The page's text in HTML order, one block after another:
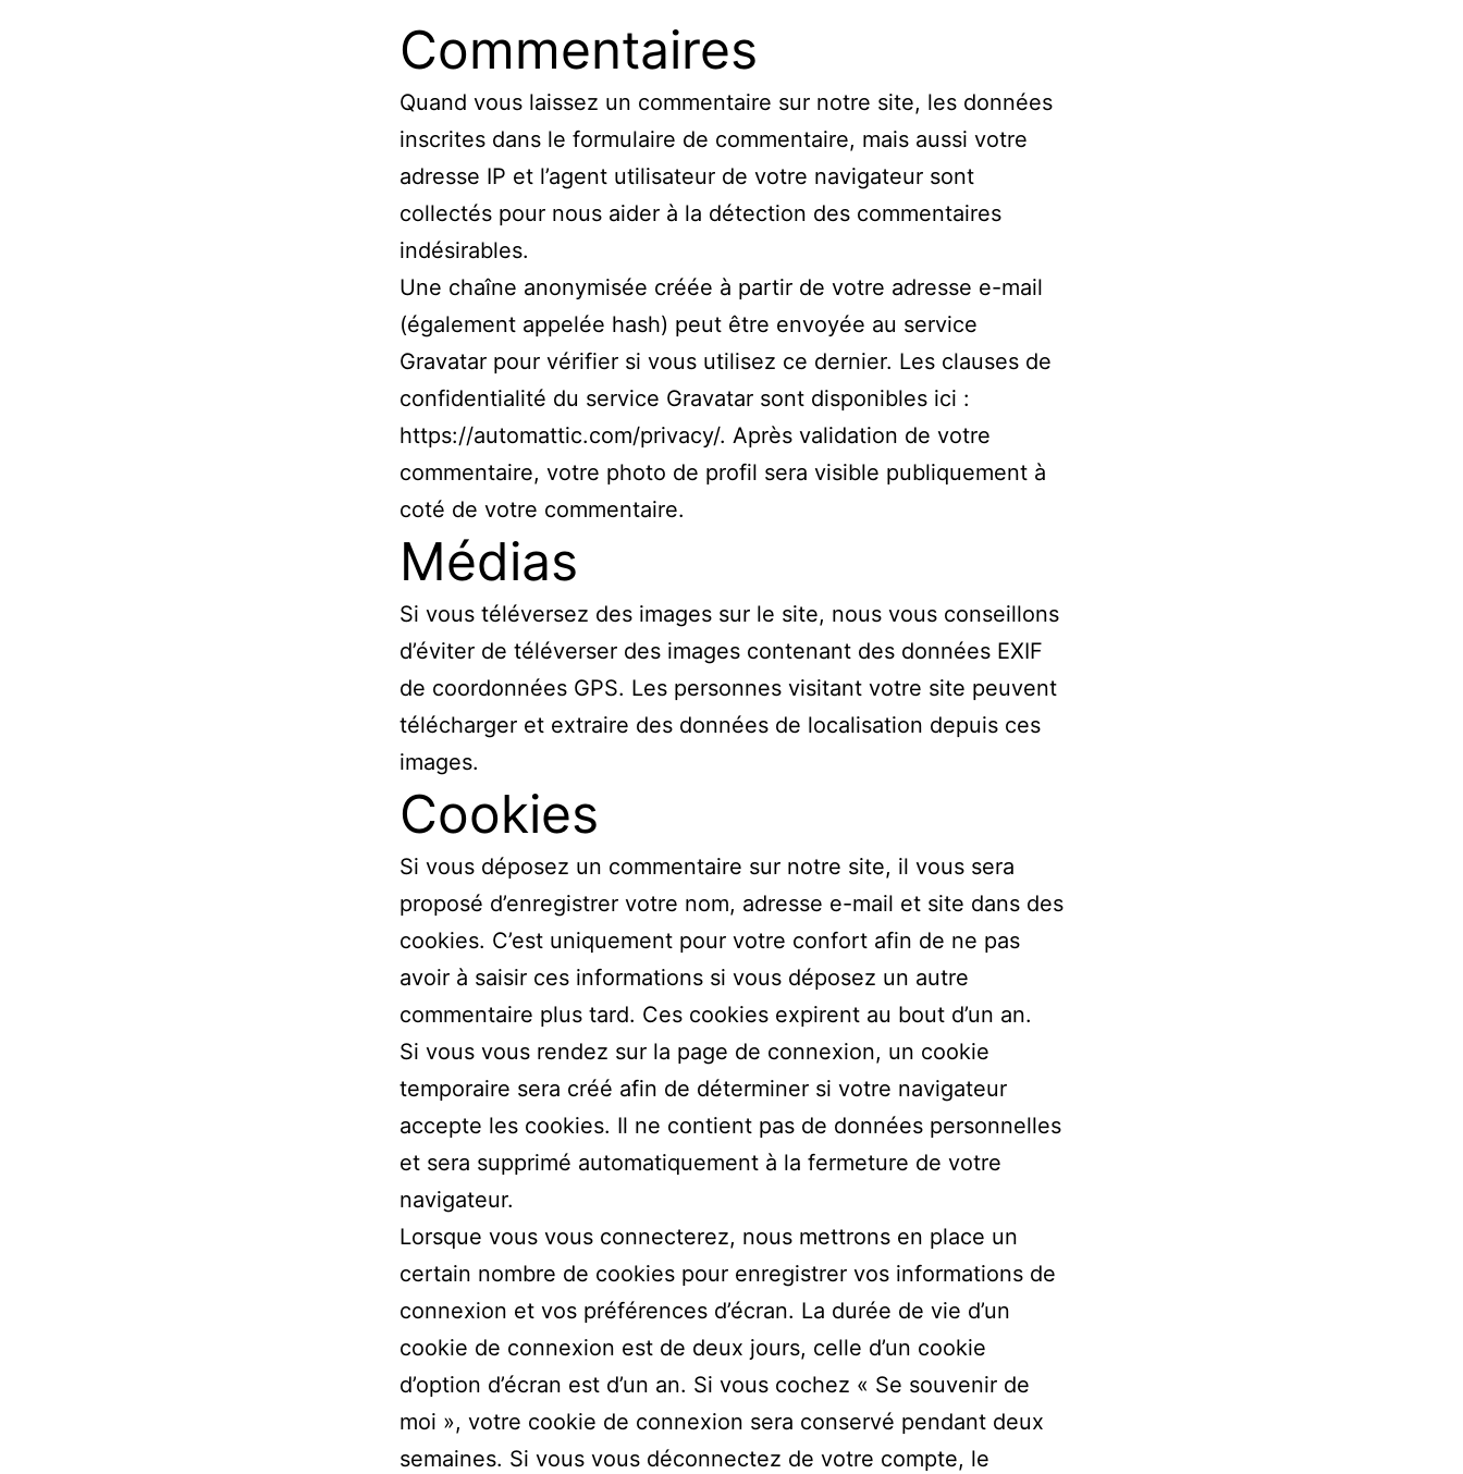
Commentaires
Quand vous laissez un commentaire sur notre site, les données
inscrites dans le formulaire de commentaire, mais aussi votre
adresse IP et l’agent utilisateur de votre navigateur sont
collectés pour nous aider à la détection des commentaires
indésirables.
Une chaîne anonymisée créée à partir de votre adresse e-mail
(également appelée hash) peut être envoyée au service
Gravatar pour vérifier si vous utilisez ce dernier. Les clauses de
confidentialité du service Gravatar sont disponibles ici :
https://automattic.com/privacy/. Après validation de votre
commentaire, votre photo de profil sera visible publiquement à
coté de votre commentaire.
Médias
Si vous téléversez des images sur le site, nous vous conseillons
d’éviter de téléverser des images contenant des données EXIF
de coordonnées GPS. Les personnes visitant votre site peuvent
télécharger et extraire des données de localisation depuis ces
images.
Cookies
Si vous déposez un commentaire sur notre site, il vous sera
proposé d’enregistrer votre nom, adresse e-mail et site dans des
cookies. C’est uniquement pour votre confort afin de ne pas
avoir à saisir ces informations si vous déposez un autre
commentaire plus tard. Ces cookies expirent au bout d’un an.
Si vous vous rendez sur la page de connexion, un cookie
temporaire sera créé afin de déterminer si votre navigateur
accepte les cookies. Il ne contient pas de données personnelles
et sera supprimé automatiquement à la fermeture de votre
navigateur.
Lorsque vous vous connecterez, nous mettrons en place un
certain nombre de cookies pour enregistrer vos informations de
connexion et vos préférences d’écran. La durée de vie d’un
cookie de connexion est de deux jours, celle d’un cookie
d’option d’écran est d’un an. Si vous cochez « Se souvenir de
moi », votre cookie de connexion sera conservé pendant deux
semaines. Si vous vous déconnectez de votre compte, le